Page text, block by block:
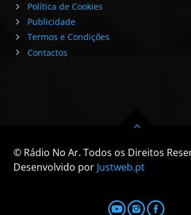
Política de Cookies
Publicidade
Termos e Condições
Contactos
© Rádio No Ar. Todos os Direitos
Desenvolvido por Justweb.pt